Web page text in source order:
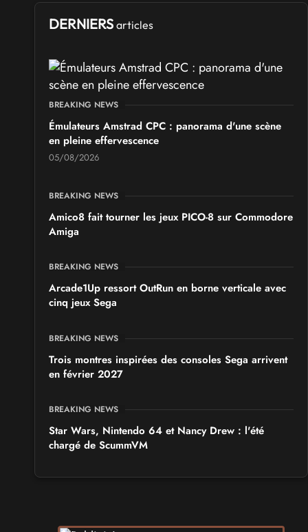
DERNIERS articles
BREAKING NEWS
Émulateurs Amstrad CPC : panorama d'une scène
en pleine effervescence
05/08/2026
BREAKING NEWS
Amico8 fait tourner les jeux PICO-8 sur Commodore
Amiga
BREAKING NEWS
Arcade1Up ressort OutRun en borne verticale avec
cinq jeux Sega
BREAKING NEWS
Trois montres inspirées des consoles Sega arrivent
en février 2027
BREAKING NEWS
Star Wars, Nintendo 64 et Nancy Drew : l'été
chargé de ScummVM